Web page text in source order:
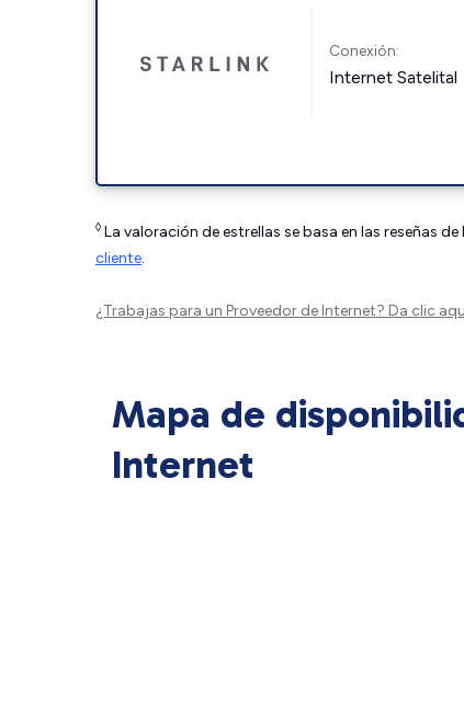
Conexión:
Internet Satelital
◊ La valoración de estrellas se basa en las reseñas
cliente.
¿Trabajas para un Proveedor de Internet? Da clic
Mapa de
Internet